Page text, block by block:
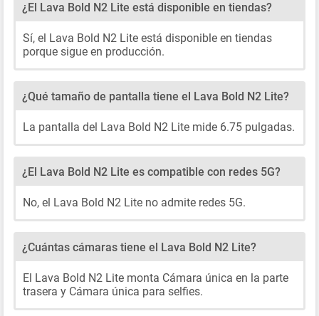
¿El Lava Bold N2 Lite está disponible en tiendas?
Sí, el Lava Bold N2 Lite está disponible en tiendas
porque sigue en producción.
¿Qué tamaño de pantalla tiene el Lava Bold N2 Lite?
La pantalla del Lava Bold N2 Lite mide 6.75 pulgadas.
¿El Lava Bold N2 Lite es compatible con redes 5G?
No, el Lava Bold N2 Lite no admite redes 5G.
¿Cuántas cámaras tiene el Lava Bold N2 Lite?
El Lava Bold N2 Lite monta Cámara única en la parte
trasera y Cámara única para selfies.